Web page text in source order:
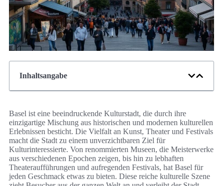
Inhaltsangabe
Basel ist eine beeindruckende Kulturstadt, die durch ihre
einzigartige Mischung aus historischen und modernen kulturellen
Erlebnissen besticht. Die Vielfalt an Kunst, Theater und Festivals
macht die Stadt zu einem unverzichtbaren Ziel für
Kulturinteressierte. Von renommierten Museen, die Meisterwerke
aus verschiedenen Epochen zeigen, bis hin zu lebhaften
Theateraufführungen und aufregenden Festivals, hat Basel für
jeden Geschmack etwas zu bieten. Diese reiche kulturelle Szene